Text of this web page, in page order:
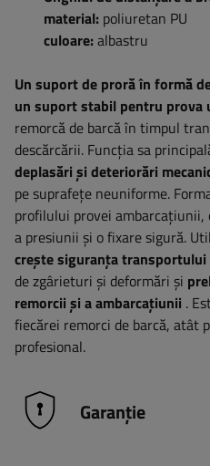
material: poliuretan PU
culoare:albastru
Un suport de proră în formă
un suport stabil pentru prova
remorcă de barcă în timpul
descărcării. Funcția sa
deplasări și deteriorări
pe suprafețe neuniforme.
profilului provei
a presiunii și o fixare sigură.
crește siguranța transportului
de zgârieturi și deformări și
remorcii și a ambarcațiunii .
fiecărei remorci de barcă, atât
profesional.
Garanție